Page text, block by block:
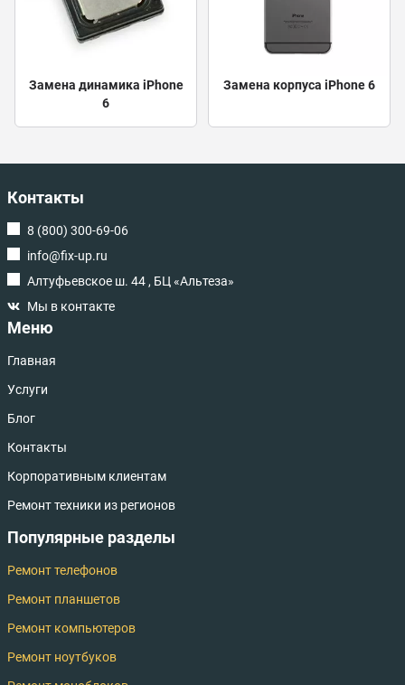
Замена динамика iPhone
6
Замена корпуса iPhone 6
Контакты
8 (800) 300-69-06
info@fix-up.ru
Алтуфьевское ш. 44 , БЦ «Альтеза»
Мы в контакте
Меню
Главная
Услуги
Блог
Контакты
Корпоративным клиентам
Ремонт техники из регионов
Популярные разделы
Ремонт телефонов
Ремонт планшетов
Ремонт компьютеров
Ремонт ноутбуков